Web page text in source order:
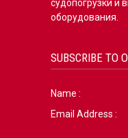
судопогрузки и
оборудования.
SUBSCRIBE TO
Name :
Email Address :